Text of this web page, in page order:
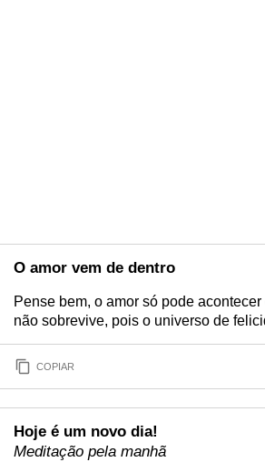
O amor vem de dentro
Pense bem, o amor só pode
não sobrevive, pois o universo de
COPIAR
Hoje é um novo dia!
Meditação pela manhã